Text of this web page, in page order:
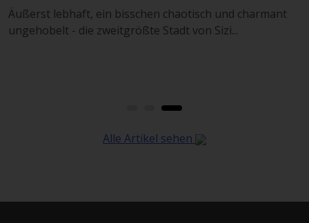
und der Ätna
Ein bisschen laut, ein bisschen chaotisch und dennoch
Alle Artikel sehen